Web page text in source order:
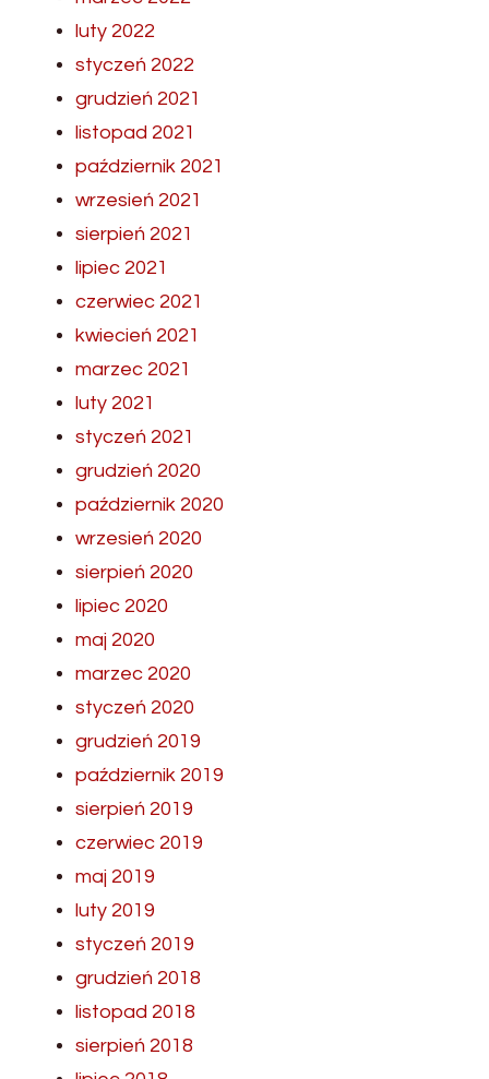
luty 2022
styczeń 2022
grudzień 2021
listopad 2021
październik 2021
wrzesień 2021
sierpień 2021
lipiec 2021
czerwiec 2021
kwiecień 2021
marzec 2021
luty 2021
styczeń 2021
grudzień 2020
październik 2020
wrzesień 2020
sierpień 2020
lipiec 2020
maj 2020
marzec 2020
styczeń 2020
grudzień 2019
październik 2019
sierpień 2019
czerwiec 2019
maj 2019
luty 2019
styczeń 2019
grudzień 2018
listopad 2018
sierpień 2018